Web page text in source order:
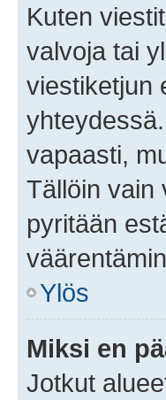
Kuten
valvoja tai
viestiketjun
vapaasti,
Tällöin vain
pyritään
Ylös
Miksi en
Jotkut